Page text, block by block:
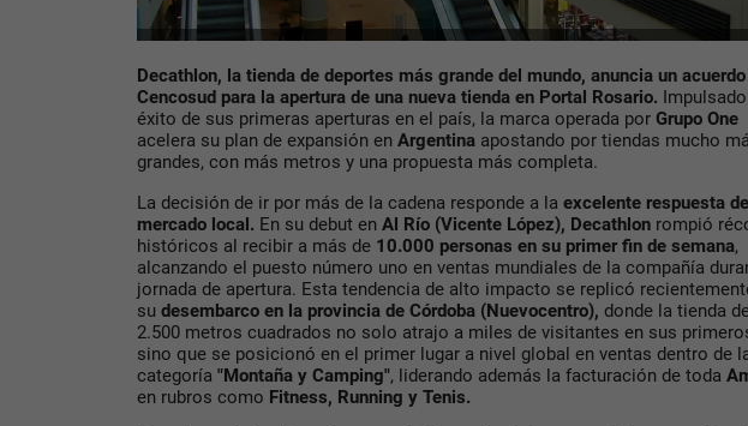
Decathlon, la tienda de deportes más grande del mundo, anuncia un
Cencosud para la apertura de una nueva tienda en Portal Rosario.
éxito de sus primeras aperturas en el país, la marca operada por Grupo One
acelera su plan de expansión en Argentina apostando por tiendas mucho
grandes, con más metros y una propuesta más completa.
La decisión de ir por más de la cadena responde a la excelente respuesta del
mercado local. En su debut en Al Río (Vicente López), Decathlon rompió
históricos al recibir a más de 10.000 personas en su primer fin de semana,
alcanzando el puesto número uno en ventas mundiales de la compañía
jornada de apertura. Esta tendencia de alto impacto se replicó
su desembarco en la provincia de Córdoba (Nuevocentro), donde la tienda
2.500 metros cuadrados no solo atrajo a miles de visitantes en sus
sino que se posicionó en el primer lugar a nivel global en ventas dentro de
categoría "Montaña y Camping", liderando además la facturación de toda
en rubros como Fitness, Running y Tenis.